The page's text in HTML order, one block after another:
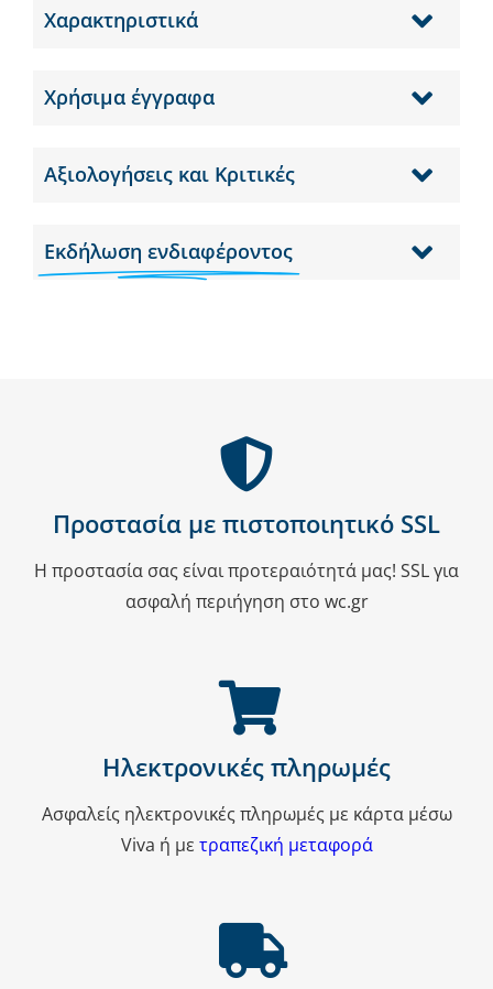
Χαρακτηριστικά
Χρήσιμα έγγραφα
Αξιολογήσεις και Κριτικές
Εκδήλωση ενδιαφέροντος
Προστασία με πιστοποιητικό SSL
Η προστασία σας είναι προτεραιότητά μας! SSL για
ασφαλή περιήγηση στο wc.gr
Ηλεκτρονικές πληρωμές
Ασφαλείς ηλεκτρονικές πληρωμές με κάρτα μέσω
Viva ή με τραπεζική μεταφορά